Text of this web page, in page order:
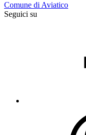
Comune di Aviatico
Seguici su